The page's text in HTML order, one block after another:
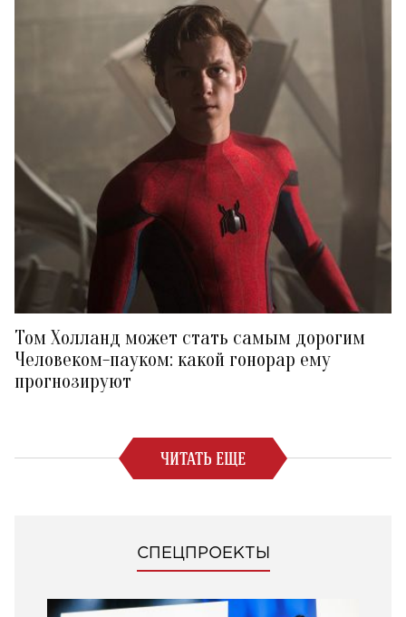
Том Холланд может стать самым дорогим
Человеком-пауком: какой гонорар ему
прогнозируют
ЧИТАТЬ ЕЩЕ
СПЕЦПРОЕКТЫ